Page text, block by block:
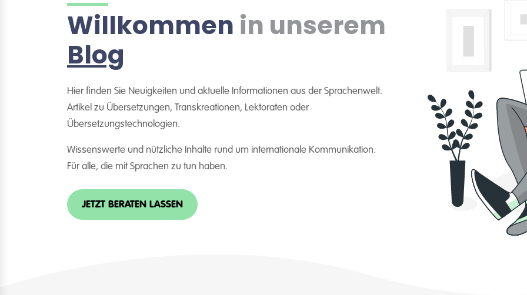
Willkommen in unserem
Blog
Hier finden Sie Neuigkeiten und aktuelle Informationen aus der Sprachenwelt.
Artikel zu Übersetzungen, Transkreationen, Lektoraten oder
Übersetzungstechnologien.
Wissenswerte und nützliche Inhalte rund um internationale Kommunikation.
Für alle, die mit Sprachen zu tun haben.
JETZT BERATEN LASSEN